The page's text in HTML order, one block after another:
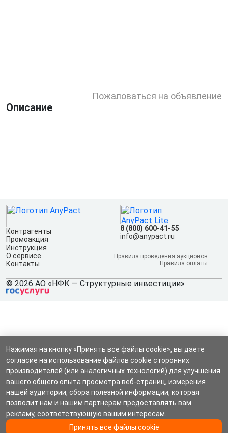
Пожаловаться на объявление
Описание
Контрагенты
Промоакция
Инструкция
О сервисе
Контакты
8 (800) 600-41-55
info@anypact.ru
Правила проведения аукционов
Правила оплаты
© 2026 АО «НФК — Структурные инвестиции»
Нажимая на кнопку «Принять все файлы cookie», вы даете
согласие на использование файлов cookie сторонних
производителей (или аналогичных технологий) для улучшения
вашего общего опыта просмотра веб-страниц, измерения
нашей аудитории, сбора полезной информации, которая
позволит нам и нашим партнерам предоставлять вам
рекламу, соответствующую вашим интересам.
Принять все файлы cookie